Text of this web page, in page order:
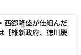
西郷隆盛が仕組んだ
【維新政府、徳川慶